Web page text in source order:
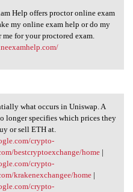
Help offers
Help offers proctor online exam
my online exam help or do my
for your proctored exam.
what
what occurs in Uniswap. A
longer specifies which prices they
or sell ETH at.
crypto-
bestcryptoexchange/home|
crypto-
krakenexchangee/home|
crypto-